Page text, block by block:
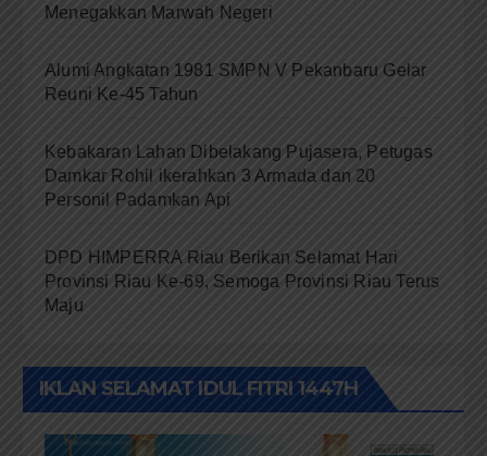
Menegakkan Marwah Negeri
Alumi Angkatan 1981 SMPN V Pekanbaru Gelar
Reuni Ke-45 Tahun
Kebakaran Lahan Dibelakang Pujasera, Petugas
Damkar Rohil ikerahkan 3 Armada dan 20
Personil Padamkan Api
DPD HIMPERRA Riau Berikan Selamat Hari
Provinsi Riau Ke-69, Semoga Provinsi Riau Terus
Maju
IKLAN SELAMAT IDUL FITRI 1447H